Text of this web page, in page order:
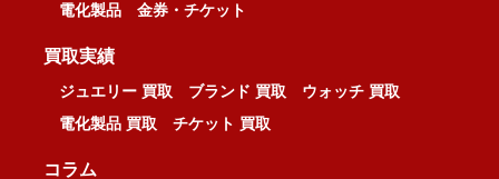
電化製品
金券・チケット
買取実績
ジュエリー 買取 ブランド 買取
ウォッチ 買取
電化製品 買取
チケット 買取
コラム